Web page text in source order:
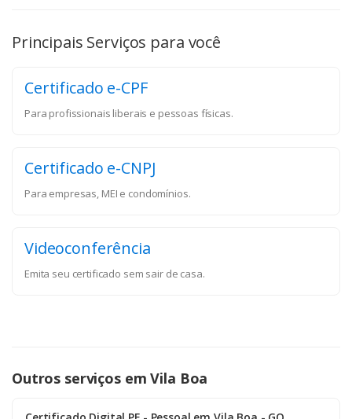
Principais Serviços para você
Certificado e-CPF
Para profissionais liberais e pessoas físicas.
Certificado e-CNPJ
Para empresas, MEI e condomínios.
Videoconferência
Emita seu certificado sem sair de casa.
Outros serviços em Vila Boa